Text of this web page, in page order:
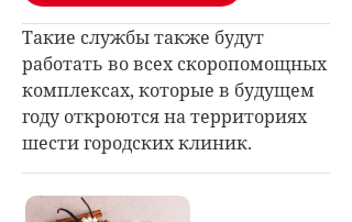
Такие службы также будут
работать во всех скоропомощных
комплексах, которые в будущем
году откроются на территориях
шести городских клиник.